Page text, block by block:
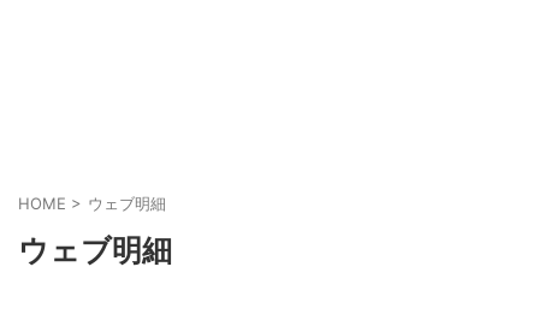
HOME > ウェブ明細
ウェブ明細